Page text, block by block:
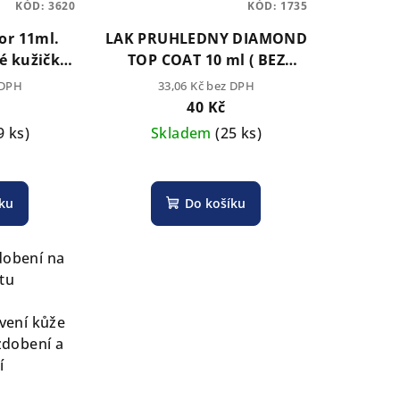
11ml.
kužičky
a
ks)
na
kůže
a
KÓD: 3620
LAK PRUHLEDNY DIAMOND
TOP COAT 10 ml ( BEZ
LAMPY)
33,06 Kč bez DPH
40 Kč
Skladem(25 ks)
Do košíku
KÓD: 1735